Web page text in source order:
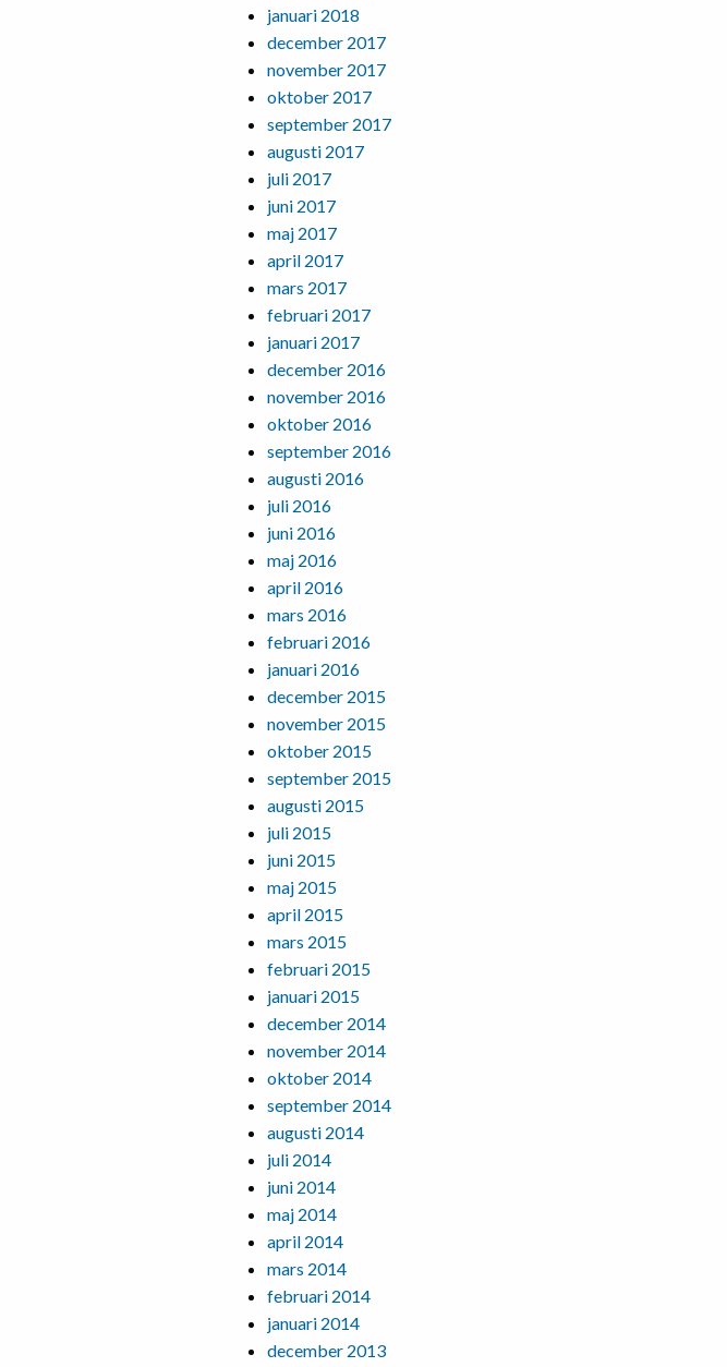
januari 2018
december 2017
november 2017
oktober 2017
september 2017
augusti 2017
juli 2017
juni 2017
maj 2017
april 2017
mars 2017
februari 2017
januari 2017
december 2016
november 2016
oktober 2016
september 2016
augusti 2016
juli 2016
juni 2016
maj 2016
april 2016
mars 2016
februari 2016
januari 2016
december 2015
november 2015
oktober 2015
september 2015
augusti 2015
juli 2015
juni 2015
maj 2015
april 2015
mars 2015
februari 2015
januari 2015
december 2014
november 2014
oktober 2014
september 2014
augusti 2014
juli 2014
juni 2014
maj 2014
april 2014
mars 2014
februari 2014
januari 2014
december 2013